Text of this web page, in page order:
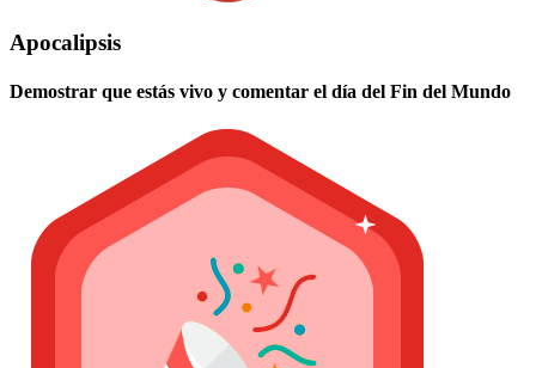
Apocalipsis
Demostrar que estás vivo y comentar el día del Fin del Mundo